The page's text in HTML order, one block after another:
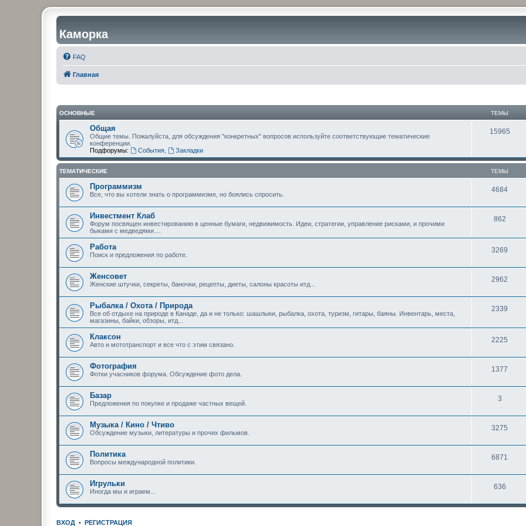
Каморка
FAQ
Главная
ОСНОВНЫЕ ТЕМЫ
Общая
Общие темы. Пожалуйста, для обсуждения "конкретных" вопросов используйте соответствующие тематические
конференции.
Подфорумы:
События, Закладки
15965
ТЕМАТИЧЕСКИЕ ТЕМЫ
Программизм
Все, что вы хотели знать о программизме, но боялись спросить.
4684
Инвестмент Клаб
Форум посвящен инвестированию в ценные бумаги, недвижимость. Идеи, стратегии, управление рисками, и прочими
быками с медведями....
862
Работа
Поиск и предложения по работе.
3269
Женсовет
Женские штучки, секреты, баночки, рецепты, диеты, салоны красоты итд...
2962
Рыбалка / Охота / Природа
Все об отдыхе на природе в Канаде, да и не только: шашлыки, рыбалка, охота, туризм, гитары, баяны. Инвентарь, места,
магазины, байки, обзоры, итд...
2339
Клаксон
Авто и мототранспорт и все что с этим связано.
2225
Фотография
Фотки учасников форума. Обсуждение фото дела.
1377
Базар
Предложения по покупке и продаже частных вещей.
3
Музыка / Кино / Чтиво
Обсуждение музыки, литературы и прочих фильмов.
3275
Политика
Вопросы международной политики.
6871
Игрульки
Иногда мы и играем...
636
ВХОД • РЕГИСТРАЦИЯ